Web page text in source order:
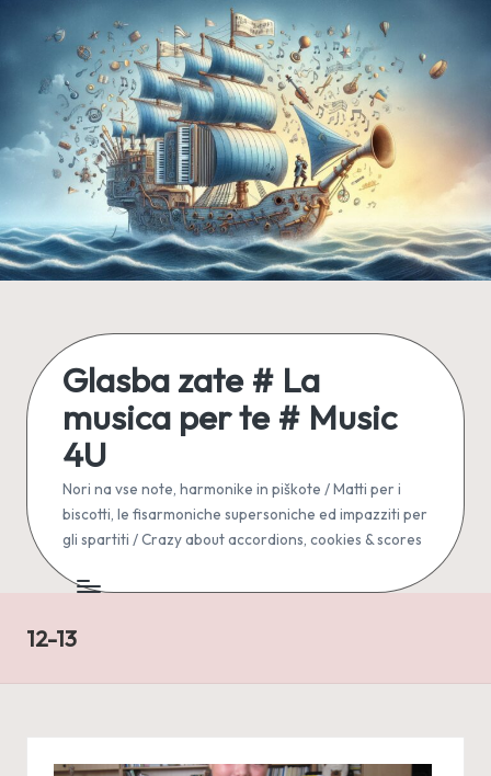
Skip
content
Glasba zate # La
musica per te # Music
4U
Nori na vse note, harmonike in piškote / Matti per i
biscotti, le fisarmoniche supersoniche ed impazziti per
gli spartiti / Crazy about accordions, cookies & scores
12-13